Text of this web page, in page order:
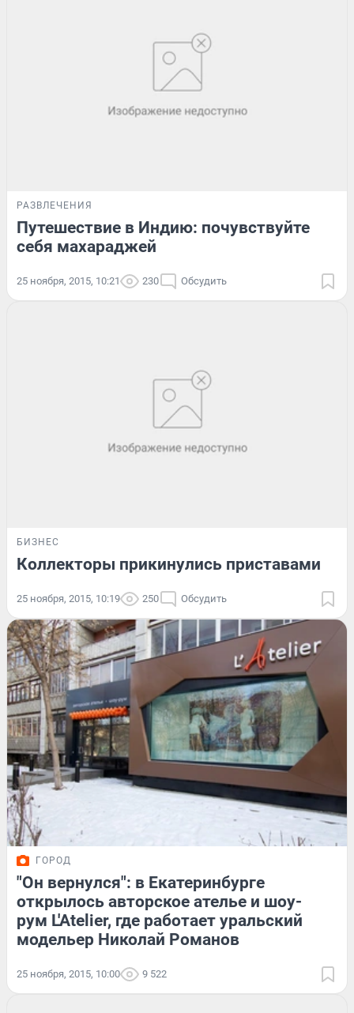
РАЗВЛЕЧЕНИЯ
Путешествие в Индию: почувствуйте
себя махараджей
25 ноября, 2015, 10:21 230 Обсудить
БИЗНЕС
Коллекторы прикинулись приставами
25 ноября, 2015, 10:19 250 Обсудить
ГОРОД
"Он вернулся": в Екатеринбурге
открылось авторское ателье и шоу-
рум L'Atelier, где работает уральский
модельер Николай Романов
25 ноября, 2015, 10:00 9 522